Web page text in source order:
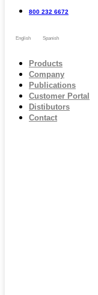
800 232 6672
English Spanish
Products
Company
Publications
Customer Portal
Distibutors
Contact